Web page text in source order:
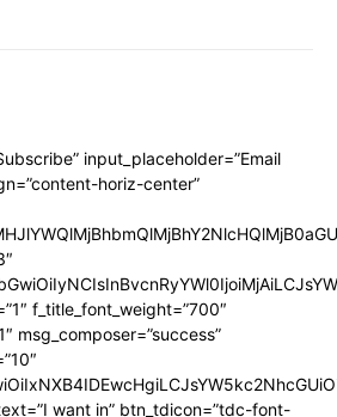
input_placeholder=”Email
horiz-center”
f_title_font_weight=”700″
msg_composer=”success”
want in” btn_tdicon=”tdc-font-